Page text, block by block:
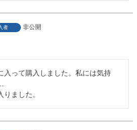
者
非公開
入って購入しました。私には気持
ました。